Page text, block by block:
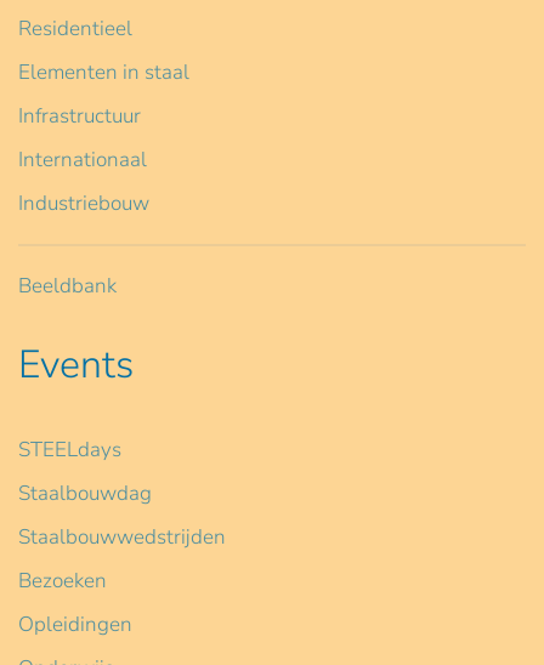
Residentieel
Elementen in staal
Infrastructuur
Internationaal
Industriebouw
Beeldbank
Events
STEELdays
Staalbouwdag
Staalbouwwedstrijden
Bezoeken
Opleidingen